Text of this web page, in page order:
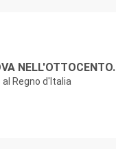
NELL'OTTOCENTO.
Regno d'Italia